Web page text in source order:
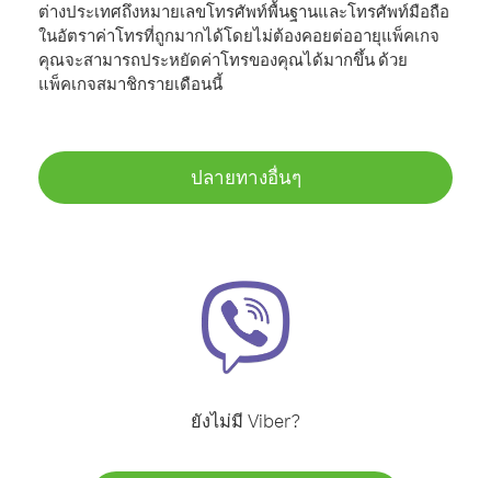
ต่างประเทศถึงหมายเลขโทรศัพท์พื้นฐานและโทรศัพท์มือถือ
ในอัตราค่าโทรที่ถูกมากได้โดยไม่ต้องคอยต่ออายุแพ็คเกจ
คุณจะสามารถประหยัดค่าโทรของคุณได้มากขึ้น ด้วย
แพ็คเกจสมาชิกรายเดือนนี้
ปลายทางอื่นๆ
ยังไม่มี Viber?